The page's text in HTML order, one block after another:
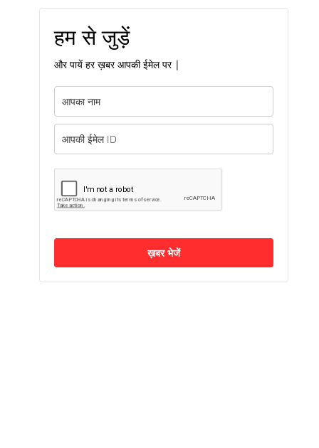
हम से जुड़ें
और पायें हर ख़बर आपकी ईमेल पर |
ख़बर भेजें